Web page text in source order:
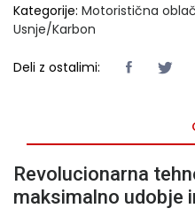
Kategorije: Motoristična
Usnje/Karbon
Deli z ostalimi:
Revolucionarna
maksimalno udobje